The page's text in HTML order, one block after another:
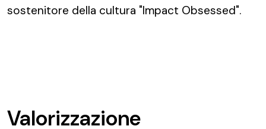
sostenitore della cultura "Impact Obsessed".
Valorizzazione